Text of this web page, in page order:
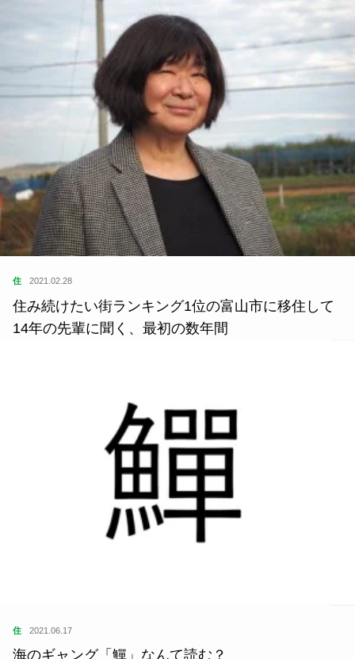
住 2021.02.28
住み続けたい街ランキング1位の富山市に移住して
14年の先輩に聞く、最初の数年間
住 2021.06.17
海のギャング「鱓」なんて読む？